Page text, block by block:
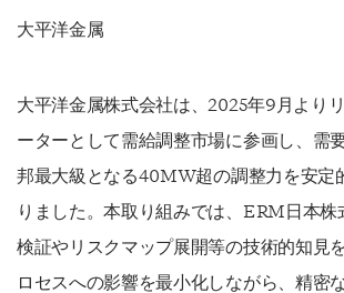
大平洋金属
大平洋金属株式会社は、2025年9月より
ーターとして需給調整市場に参画し、需
邦最大級となる40MW超の調整力を安定
りました。本取り組みでは、ERM日本株
検証やリスクマップ展開等の技術的知見
ロセスへの影響を最小化しながら、精密